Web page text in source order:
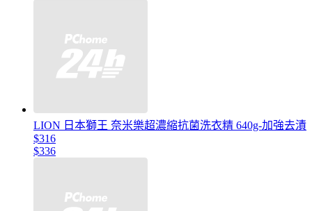
LION 日本獅王 奈米樂超濃縮抗菌洗衣精 640g-加強去漬
$316
$336